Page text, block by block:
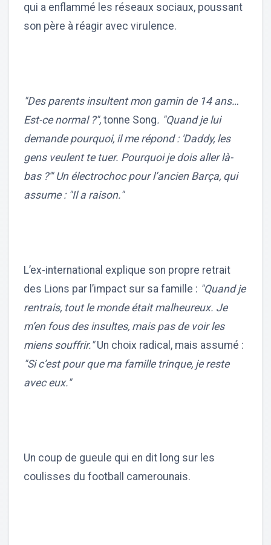
qui a enflammé les réseaux sociaux, poussant
son père à réagir avec virulence.
"Des parents insultent mon gamin de 14 ans…
Est-ce normal ?", tonne Song. "Quand je lui
demande pourquoi, il me répond : 'Daddy, les
gens veulent te tuer. Pourquoi je dois aller là-
bas ?'" Un électrochoc pour l’ancien Barça, qui
assume : "Il a raison."
L’ex-international explique son propre retrait
des Lions par l’impact sur sa famille : "Quand je
rentrais, tout le monde était malheureux. Je
m’en fous des insultes, mais pas de voir les
miens souffrir."Un choix radical, mais assumé :
"Si c’est pour que ma famille trinque, je reste
avec eux."
Un coup de gueule qui en dit long sur les
coulisses du football camerounais.